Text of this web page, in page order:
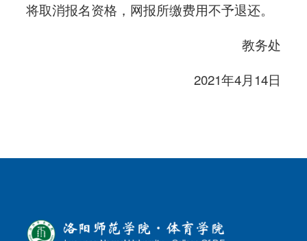
将取消报名资格，网报所缴费用不予退还。
教务处
2021年4月14日